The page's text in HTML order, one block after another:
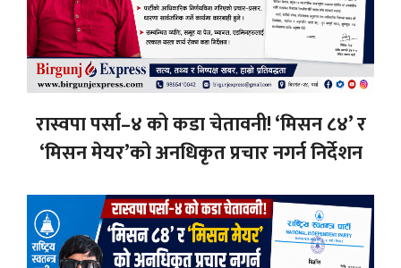
रास्वपा पर्सा–४ को कडा चेतावनी! ‘मिसन ८४’ र
‘मिसन मेयर’को अनधिकृत प्रचार नगर्न निर्देशन